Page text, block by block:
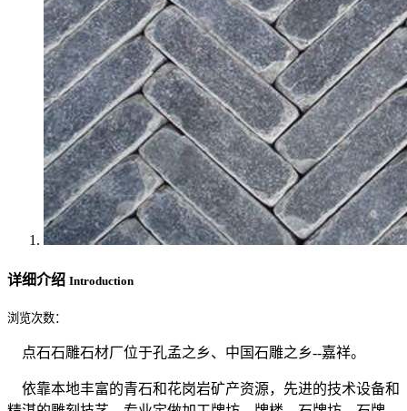
详细介绍 Introduction
浏览次数：
点石石雕石材厂位于孔孟之乡、中国石雕之乡--嘉祥。
依靠本地丰富的青石和花岗岩矿产资源，先进的技术设备和